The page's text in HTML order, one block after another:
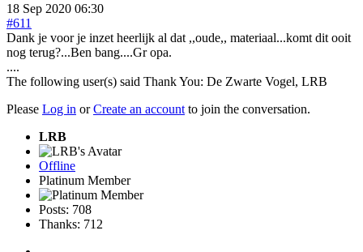
18 Sep 2020 06:30
#611
Dank je voor je inzet heerlijk al dat ,,oude,, materiaal...komt dit ooit
nog terug?...Ben bang....Gr opa.
....
The following user(s) said Thank You: De Zwarte Vogel, LRB
Please Log in orCreate an account to join the conversation.
LRB
Offline
Platinum Member
Posts: 708
Thanks: 712